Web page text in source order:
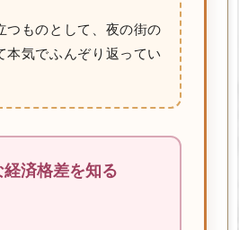
つものとして、夜の街の
気でふんぞり返ってい
済格差を知る